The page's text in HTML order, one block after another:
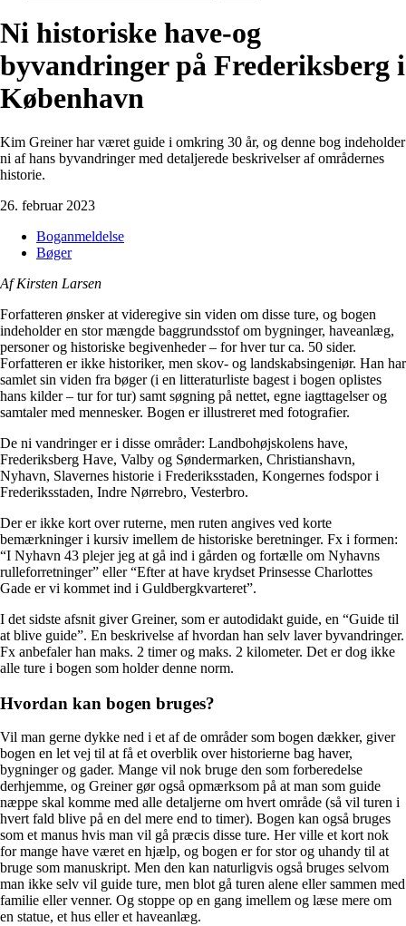
Ni historiske have-og
byvandringer på Frederiksberg i
København
Kim Greiner har været guide i omkring 30 år, og denne bog indeholder
ni af hans byvandringer med detaljerede beskrivelser af områdernes
historie.
26. februar 2023
Boganmeldelse
Bøger
Af Kirsten Larsen
Forfatteren ønsker at videregive sin viden om disse ture, og bogen
indeholder en stor mængde baggrundsstof om bygninger, haveanlæg,
personer og historiske begivenheder – for hver tur ca. 50 sider.
Forfatteren er ikke historiker, men skov- og landskabsingeniør. Han har
samlet sin viden fra bøger (i en litteraturliste bagest i bogen oplistes
hans kilder – tur for tur) samt søgning på nettet, egne iagttagelser og
samtaler med mennesker. Bogen er illustreret med fotografier.
De ni vandringer er i disse områder: Landbohøjskolens have,
Frederiksberg Have, Valby og Søndermarken, Christianshavn,
Nyhavn, Slavernes historie i Frederiksstaden, Kongernes fodspor i
Frederiksstaden, Indre Nørrebro, Vesterbro.
Der er ikke kort over ruterne, men ruten angives ved korte
bemærkninger i kursiv imellem de historiske beretninger. Fx i formen:
“I Nyhavn 43 plejer jeg at gå ind i gården og fortælle om Nyhavns
rulleforretninger” eller “Efter at have krydset Prinsesse Charlottes
Gade er vi kommet ind i Guldbergkvarteret”.
I det sidste afsnit giver Greiner, som er autodidakt guide, en “Guide til
at blive guide”. En beskrivelse af hvordan han selv laver byvandringer.
Fx anbefaler han maks. 2 timer og maks. 2 kilometer. Det er dog ikke
alle ture i bogen som holder denne norm.
Hvordan kan bogen bruges?
Vil man gerne dykke ned i et af de områder som bogen dækker, giver
bogen en let vej til at få et overblik over historierne bag haver,
bygninger og gader. Mange vil nok bruge den som forberedelse
derhjemme, og Greiner gør også opmærksom på at man som guide
næppe skal komme med alle detaljerne om hvert område (så vil turen i
hvert fald blive på en del mere end to timer). Bogen kan også bruges
som et manus hvis man vil gå præcis disse ture. Her ville et kort nok
for mange have været en hjælp, og bogen er for stor og uhandy til at
bruge som manuskript. Men den kan naturligvis også bruges selvom
man ikke selv vil guide ture, men blot gå turen alene eller sammen med
familie eller venner. Og stoppe op en gang imellem og læse mere om
en statue, et hus eller et haveanlæg.